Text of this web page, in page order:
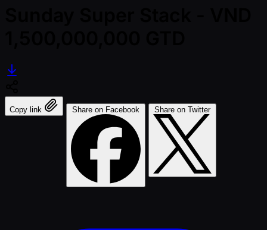
Copy link Share on Facebook Share on Twitter